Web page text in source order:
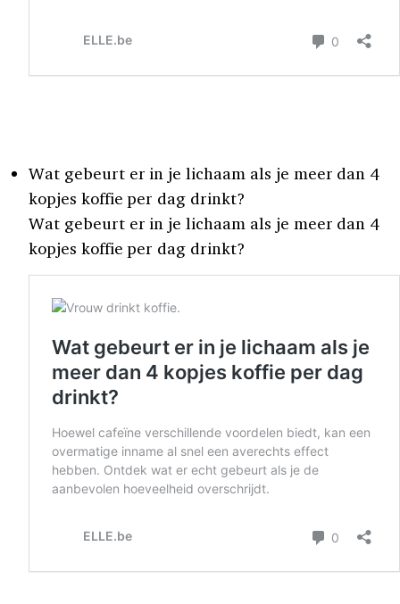
Wat gebeurt er in je lichaam als je meer dan 4
kopjes koffie per dag drinkt?
Wat gebeurt er in je lichaam als je meer dan 4
kopjes koffie per dag drinkt?